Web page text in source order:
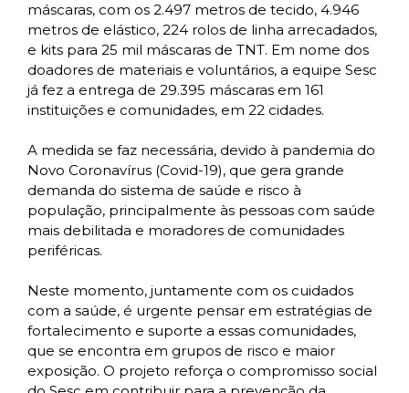
máscaras, com os 2.497 metros de tecido, 4.946
metros de elástico, 224 rolos de linha arrecadados,
e kits para 25 mil máscaras de TNT. Em nome dos
doadores de materiais e voluntários, a equipe Sesc
já fez a entrega de 29.395 máscaras em 161
instituições e comunidades, em 22 cidades.
A medida se faz necessária, devido à pandemia do
Novo Coronavírus (Covid-19), que gera grande
demanda do sistema de saúde e risco à
população, principalmente às pessoas com saúde
mais debilitada e moradores de comunidades
periféricas.
Neste momento, juntamente com os cuidados
com a saúde, é urgente pensar em estratégias de
fortalecimento e suporte a essas comunidades,
que se encontra em grupos de risco e maior
exposição. O projeto reforça o compromisso social